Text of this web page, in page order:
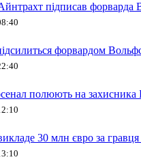
підписав форварда
форвардом
полюють на захисника
30 млн євро за гравця